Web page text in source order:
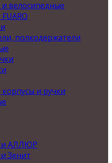
велосипедные
полкодержатели
и ручки
АЛЛЮР
Зенит